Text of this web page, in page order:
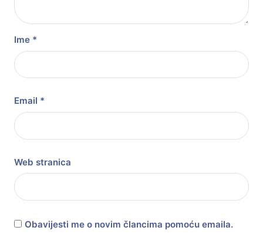
Ime *
Email *
Web stranica
Obavijesti me o novim člancima pomoću emaila.